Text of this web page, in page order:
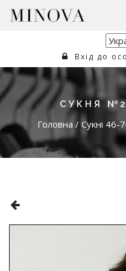
Вхід до
СУКНЯ
Головна / Сукні 46-